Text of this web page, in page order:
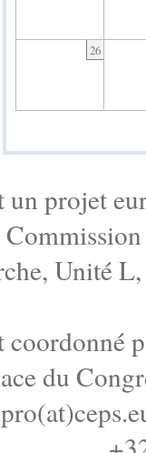
26
projet
Unité
coordonné
du